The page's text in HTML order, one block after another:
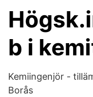
b i
Kemiingenjör -
Borås